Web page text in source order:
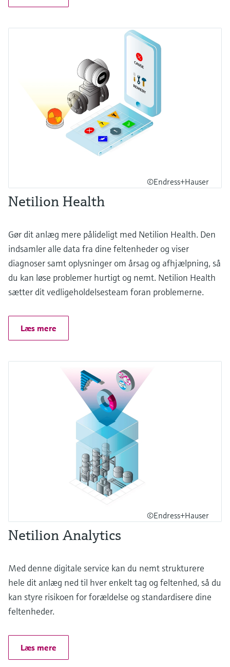
©Endress+Hauser
Netilion Health
Gør dit anlæg mere pålideligt med Netilion Health. Den
indsamler alle data fra dine feltenheder og viser
diagnoser samt oplysninger om årsag og afhjælpning, så
du kan løse problemer hurtigt og nemt. Netilion Health
sætter dit vedligeholdelsesteam foran problemerne.
Læs mere
©Endress+Hauser
Netilion Analytics
Med denne digitale service kan du nemt strukturere
hele dit anlæg ned til hver enkelt tag og feltenhed, så du
kan styre risikoen for forældelse og standardisere dine
feltenheder.
Læs mere